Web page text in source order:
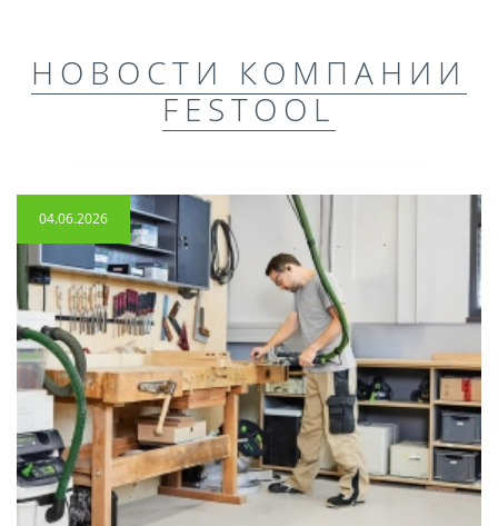
НОВОСТИ КОМПАНИИ
FESTOOL
04.06.2026